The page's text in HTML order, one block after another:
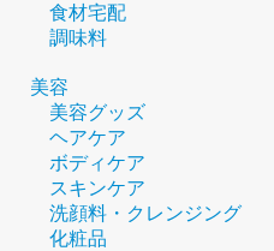
食材宅配
調味料
美容
美容グッズ
ヘアケア
ボディケア
スキンケア
洗顔料・クレンジング
化粧品